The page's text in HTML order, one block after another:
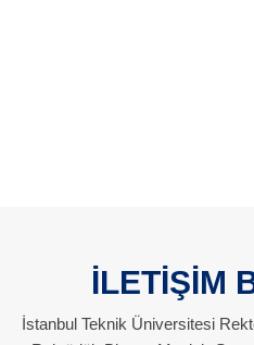
İLETİŞİM
İstanbul Teknik Üniversitesi